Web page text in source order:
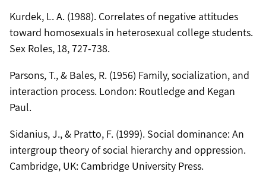
Kurdek, L. A. (1988). Correlates of negative attitudes
toward homosexuals in heterosexual college students.
Sex Roles, 18, 727-738.
Parsons, T., & Bales, R. (1956) Family, socialization, and
interaction process. London: Routledge and Kegan
Paul.
Sidanius, J., & Pratto, F. (1999). Social dominance: An
intergroup theory of social hierarchy and oppression.
Cambridge, UK: Cambridge University Press.